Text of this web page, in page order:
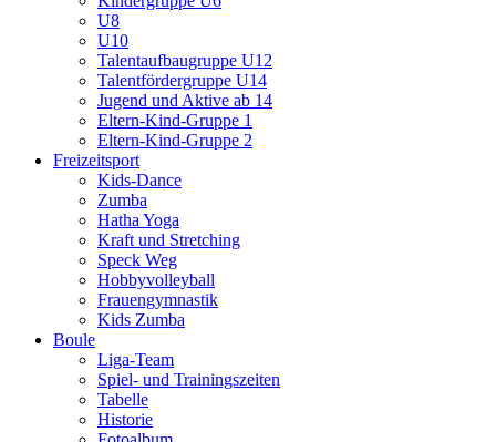
U8
U10
Talentaufbaugruppe U12
Talentfördergruppe U14
Jugend und Aktive ab 14
Eltern-Kind-Gruppe 1
Eltern-Kind-Gruppe 2
Freizeitsport
Kids-Dance
Zumba
Hatha Yoga
Kraft und Stretching
Speck Weg
Hobbyvolleyball
Frauengymnastik
Kids Zumba
Boule
Liga-Team
Spiel- und Trainingszeiten
Tabelle
Historie